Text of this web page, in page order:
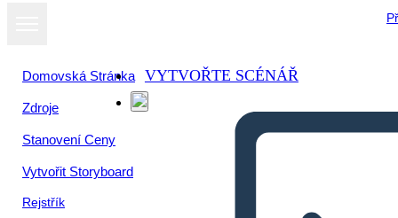
Domovská Stránka
Zdroje
Stanovení Ceny
Vytvořit Storyboard
Rejstřík
VYTVOŘTE SCÉNÁŘ